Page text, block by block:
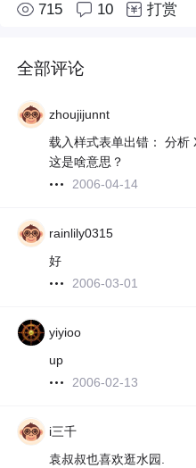
715 10 打赏
全部评论
zhoujijunnt
载入样式表单出错： 分析
这是啥意思？
2006-04-14
rainlily0315
好
2006-03-01
yiyioo
up
2006-02-13
i三千
袁叔叔也喜欢逛水园.